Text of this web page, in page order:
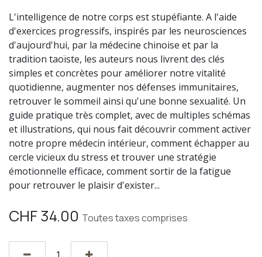
L'intelligence de notre corps est stupéfiante. A l'aide
d'exercices progressifs, inspirés par les neurosciences
d'aujourd'hui, par la médecine chinoise et par la
tradition taoïste, les auteurs nous livrent des clés
simples et concrètes pour améliorer notre vitalité
quotidienne, augmenter nos défenses immunitaires,
retrouver le sommeil ainsi qu'une bonne sexualité. Un
guide pratique très complet, avec de multiples schémas
et illustrations, qui nous fait découvrir comment activer
notre propre médecin intérieur, comment échapper au
cercle vicieux du stress et trouver une stratégie
émotionnelle efficace, comment sortir de la fatigue
pour retrouver le plaisir d'exister...
CHF34.00 Toutes taxes comprises